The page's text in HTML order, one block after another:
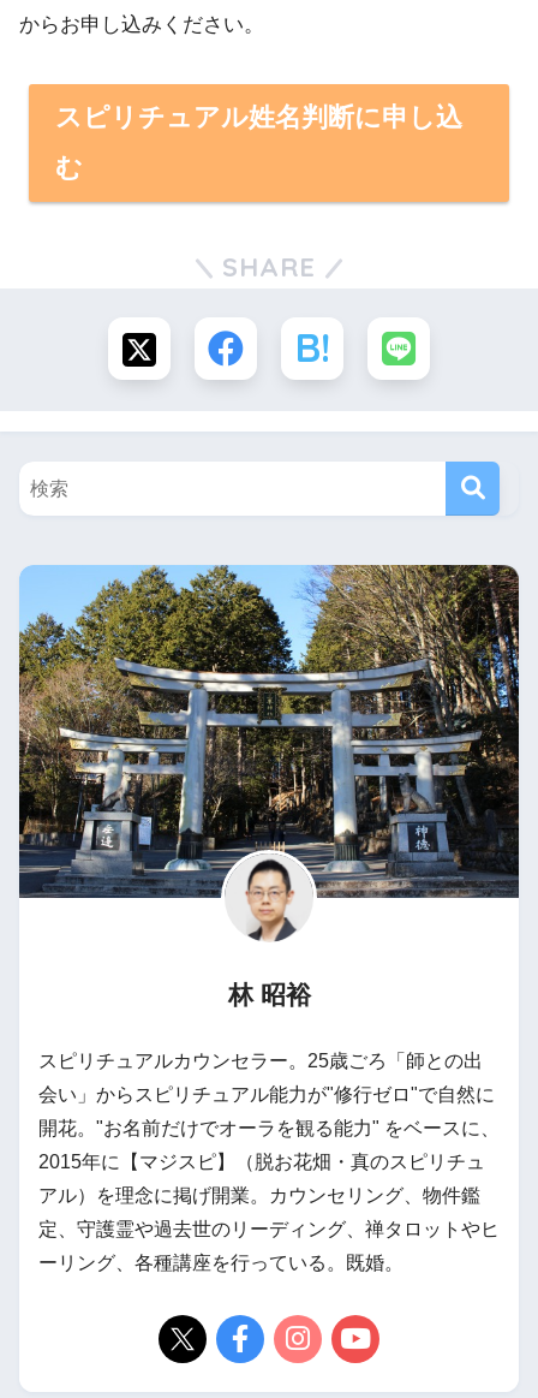
からお申し込みください。
スピリチュアル姓名判断に申し込
む
SHARE
林 昭裕
スピリチュアルカウンセラー。25歳ごろ「師との出
会い」からスピリチュアル能力が"修行ゼロ"で自然に
開花。"お名前だけでオーラを観る能力" をベースに、
2015年に【マジスピ】（脱お花畑・真のスピリチュ
アル）を理念に掲げ開業。カウンセリング、物件鑑
定、守護霊や過去世のリーディング、禅タロットやヒ
ーリング、各種講座を行っている。既婚。